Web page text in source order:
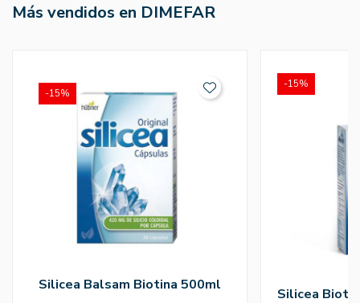
Más vendidos en DIMEFAR
Silicea Balsam Biotina 500ml
-15%
Silicea
-15%